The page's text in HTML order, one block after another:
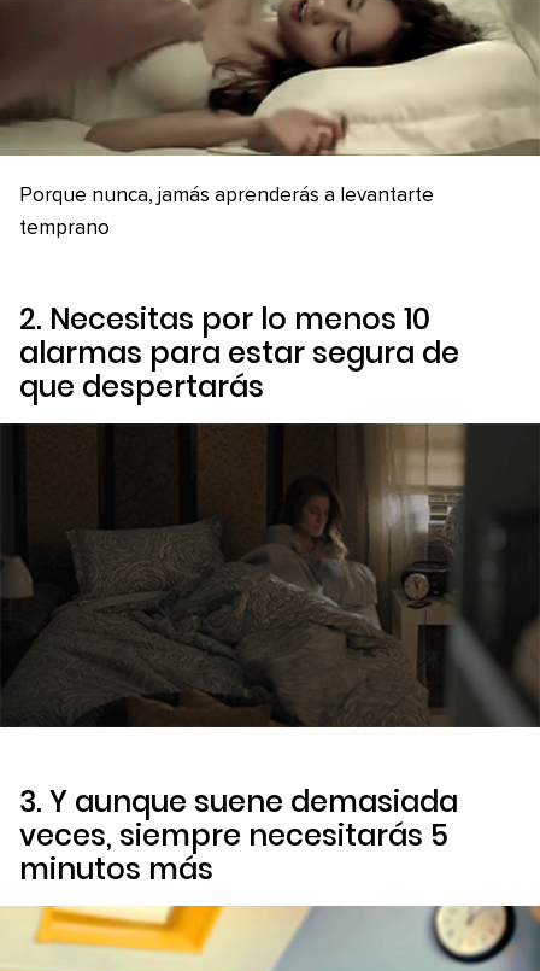
Porque nunca, jamás aprenderás a levantarte
temprano
2. Necesitas por lo menos 10
alarmas para estar segura de
que despertarás
3. Y aunque suene demasiada
veces, siempre necesitarás 5
minutos más